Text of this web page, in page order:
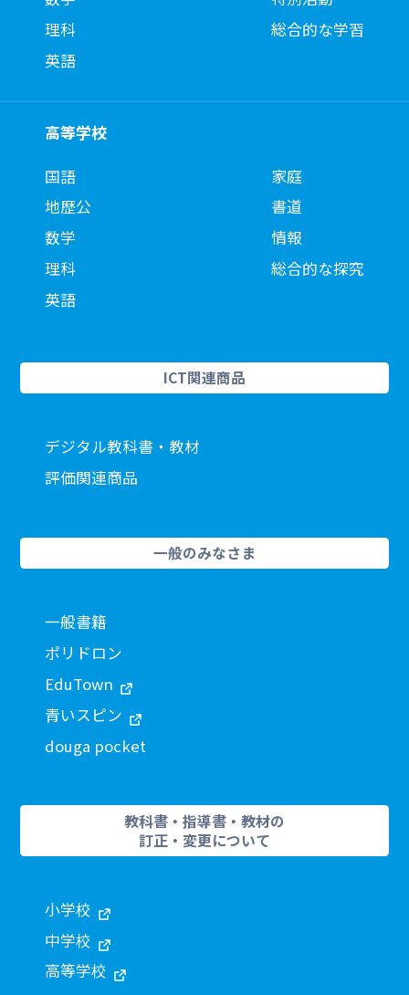
理科
英語
総合的な学習
高等学校
国語
地歴公
数学
理科
英語
家庭
書道
情報
総合的な探究
ICT関連商品
デジタル教科書・教材
評価関連商品
一般のみなさま
一般書籍
ポリドロン
EduTown
青いスピン
douga pocket
教科書・指導書・教材の
訂正・変更について
小学校
中学校
高等学校